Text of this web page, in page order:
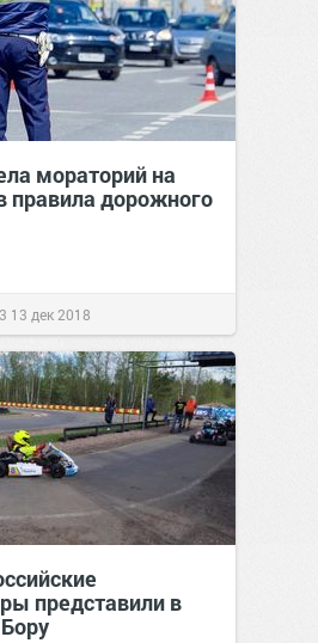
мораторий на
правила дорожного
13 дек 2018
представили в